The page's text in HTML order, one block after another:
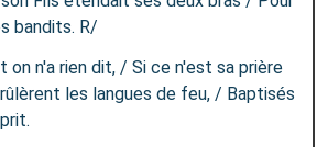
bandits. R/
on n'a rien dit, / Si ce n'est sa prière
les langues de feu, / Baptisés